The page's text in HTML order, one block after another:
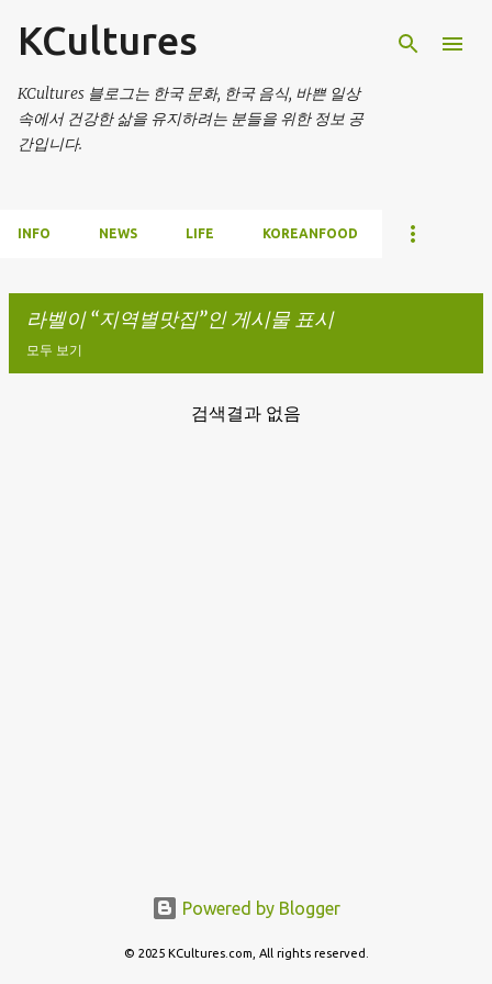
KCultures
KCultures 블로그는 한국 문화, 한국 음식, 바쁜 일상
속에서 건강한 삶을 유지하려는 분들을 위한 정보 공
간입니다.
INFO NEWS LIFE KOREANFOOD
라벨이 지역별맛집 인 게시물 표시
모두 보기
검색결과 없음
Powered by Blogger
© 2025 KCultures.com, All rights reserved.